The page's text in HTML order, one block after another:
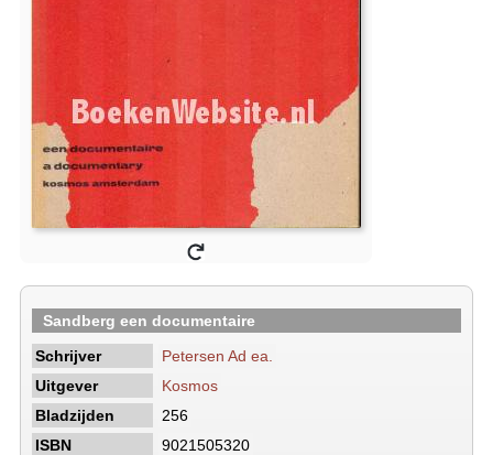
Sandberg een documentaire
Schrijver
Petersen Ad ea.
Uitgever
Kosmos
Bladzijden
256
ISBN
9021505320